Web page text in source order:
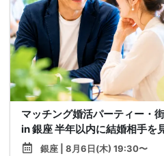
マッチング婚活パーティー・
in 銀座 半年以内に結婚相手を
銀座 | 8月6日(木) 19:30〜